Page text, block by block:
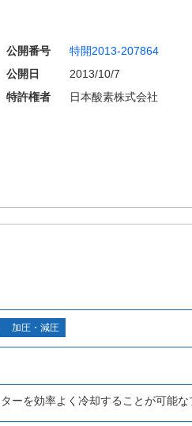
公開番号 特開2013-207864
公開日
2013/10/7
特許権者 日本酸素株式会社
加圧・減圧
ーを効率よく冷却することが可能